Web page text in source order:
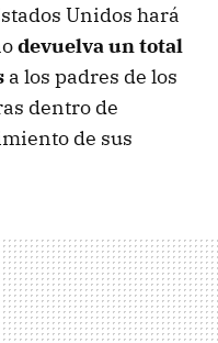
Unidos hará
devuelva un total
a los padres de los
dentro de
de sus